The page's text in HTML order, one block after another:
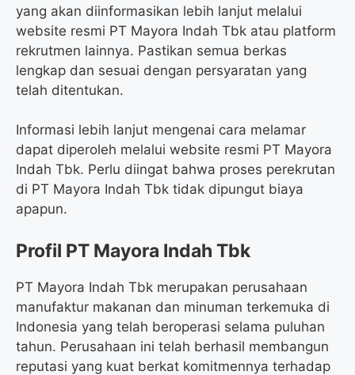
yang akan diinformasikan lebih lanjut melalui
website resmi PT Mayora Indah Tbk atau platform
rekrutmen lainnya. Pastikan semua berkas
lengkap dan sesuai dengan persyaratan yang
telah ditentukan.
Informasi lebih lanjut mengenai cara melamar
dapat diperoleh melalui website resmi PT Mayora
Indah Tbk. Perlu diingat bahwa proses perekrutan
di PT Mayora Indah Tbk tidak dipungut biaya
apapun.
Profil PT Mayora Indah Tbk
PT Mayora Indah Tbk merupakan perusahaan
manufaktur makanan dan minuman terkemuka di
Indonesia yang telah beroperasi selama puluhan
tahun. Perusahaan ini telah berhasil membangun
reputasi yang kuat berkat komitmennya terhadap